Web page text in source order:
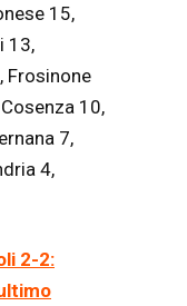
15,
13,
Frosinone
10,
7,
4,
2-2: